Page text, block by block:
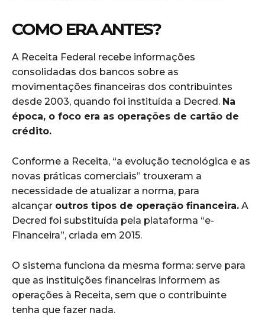
COMO ERA ANTES?
A Receita Federal recebe informações
consolidadas dos bancos sobre as
movimentações financeiras dos contribuintes
desde 2003, quando foi instituída a Decred. Na
época, o foco era as operações de cartão de
crédito.
Conforme a Receita, “a evolução tecnológica e as
novas práticas comerciais” trouxeram a
necessidade de atualizar a norma, para
alcançar outros tipos de operação financeira. A
Decred foi substituída pela plataforma “e-
Financeira”, criada em 2015.
O sistema funciona da mesma forma: serve para
que as instituições financeiras informem as
operações à Receita, sem que o contribuinte
tenha que fazer nada.